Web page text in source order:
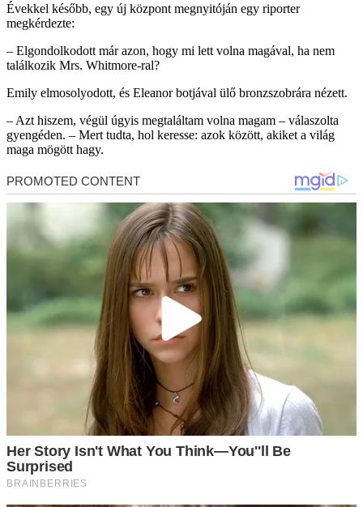
Évekkel később, egy új központ megnyitóján egy riporter
megkérdezte:
– Elgondolkodott már azon, hogy mi lett volna magával, ha nem
találkozik Mrs. Whitmore-ral?
Emily elmosolyodott, és Eleanor botjával ülő bronzszobrára nézett.
– Azt hiszem, végül úgyis megtaláltam volna magam – válaszolta
gyengéden. – Mert tudta, hol keresse: azok között, akiket a világ
maga mögött hagy.